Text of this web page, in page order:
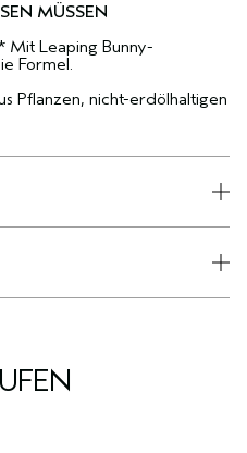
MÜSSEN
Mit Leaping Bunny-
Formel.
Pflanzen, nicht-erdölhaltigen